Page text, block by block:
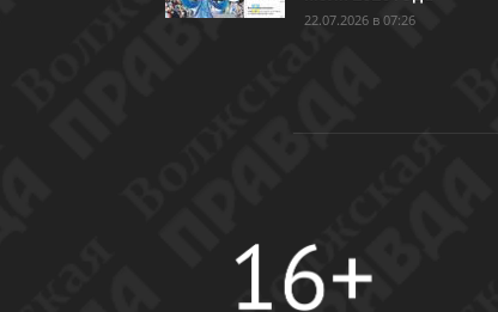
22.07.2026 в 07:26